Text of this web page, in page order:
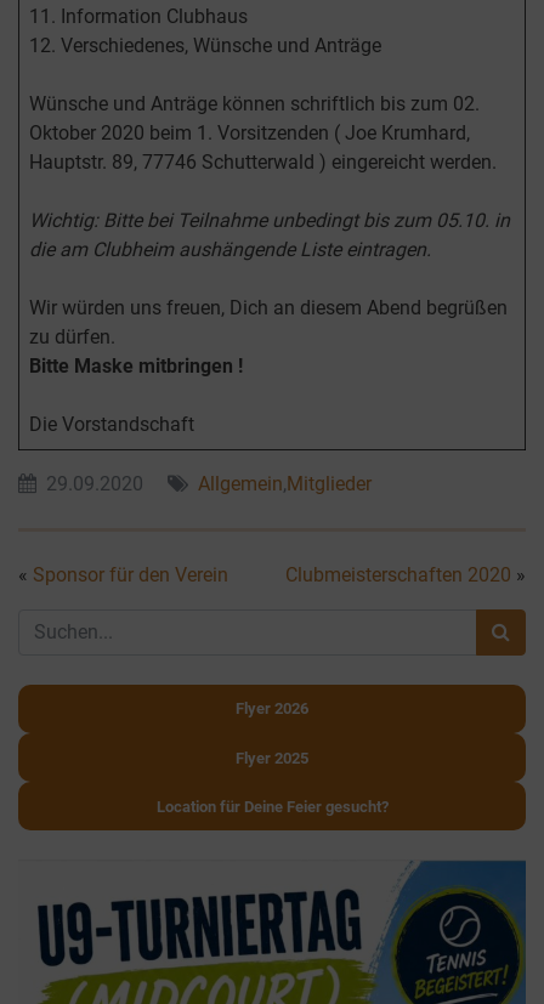
11. Information Clubhaus
12. Verschiedenes, Wünsche und Anträge
Wünsche und Anträge können schriftlich bis zum 02.
Oktober 2020 beim 1. Vorsitzenden ( Joe Krumhard,
Hauptstr. 89, 77746 Schutterwald ) eingereicht werden.
Wichtig: Bitte bei Teilnahme unbedingt bis zum 05.10. in
die am Clubheim aushängende Liste eintragen.
Wir würden uns freuen, Dich an diesem Abend begrüßen
zu dürfen.
Bitte Maske mitbringen !
Die Vorstandschaft
29.09.2020 Allgemein,Mitglieder
« Sponsor für den Verein Clubmeisterschaften 2020 »
Flyer 2026
Flyer 2025
Location für Deine Feier gesucht?